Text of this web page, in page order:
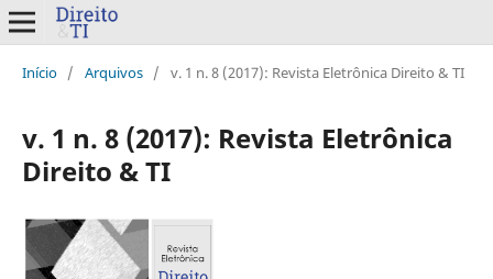
Início / Arquivos / v. 1 n. 8 (2017): Revista Eletrônica Direito & TI
v. 1 n. 8 (2017): Revista Eletrônica
Direito & TI